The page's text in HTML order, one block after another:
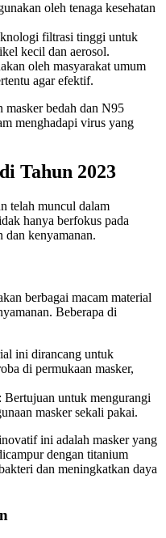
oleh tenaga kesehatan
filtrasi tinggi untuk
kecil dan aerosol.
oleh masyarakat umum
agar efektif.
masker bedah dan N95
menghadapi virus yang
Tahun 2023
telah muncul dalam
hanya berfokus pada
dan kenyamanan.
berbagai macam material
Beberapa di
ini dirancang untuk
di permukaan masker,
: Bertujuan untuk mengurangi
masker sekali pakai.
ini adalah masker yang
dengan titanium
dan meningkatkan daya